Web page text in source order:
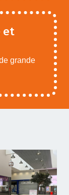
et
grande